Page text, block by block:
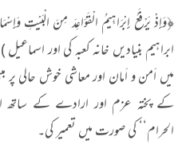
﴿وَإِذْ يَرْفَعُ إِبْرَاهِيمُ الْقَوَاعِدَ مِنَ الْبَيْتِ
ابراہیم بنیادیں خانہ کعبہ کی اور
میں اَمن و اَمان اور معاشی خوش حالی پر
کے پختہ عزم اور ارادے کے ساتھ
الحرام‘‘ کی صورت میں تعمیر کی۔